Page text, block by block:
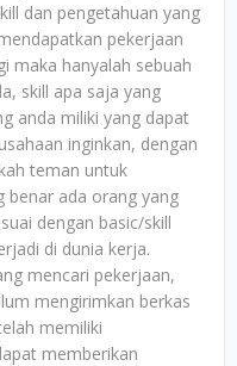
dan pengetahuan yang
pekerjaan
maka hanyalah sebuah
skill apa saja yang
anda miliki yang dapat
inginkan, dengan
teman untuk
benar ada orang yang
dengan basic/skill
di dunia kerja.
mencari pekerjaan,
mengirimkan berkas
memiliki
memberikan